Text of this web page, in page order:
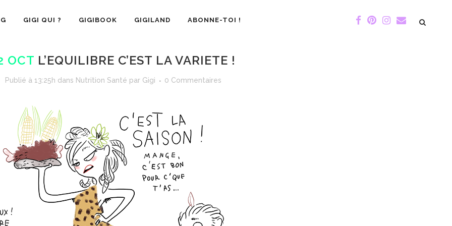
GIGI QUI ? GIGIBOOK GIGILAND ABONNE-TOI !
OCT L’EQUILIBRE C’EST LA VARIETE !
Publié à 13:25h dans Nutrition Santé par Gigi 0 Commentaires